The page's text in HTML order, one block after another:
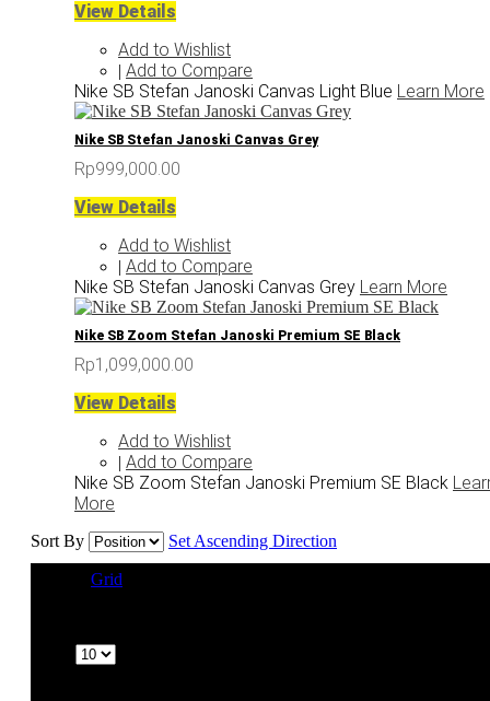
View Details
Add to Wishlist
| Add to Compare
Nike SB Stefan Janoski Canvas Light Blue Learn More
Nike SB Stefan Janoski Canvas Grey
Rp999,000.00
View Details
Add to Wishlist
| Add to Compare
Nike SB Stefan Janoski Canvas Grey Learn More
Nike SB Zoom Stefan Janoski Premium SE Black
Rp1,099,000.00
View Details
Add to Wishlist
| Add to Compare
Nike SB Zoom Stefan Janoski Premium SE Black
More
Sort By Set Ascending Direction
Grid